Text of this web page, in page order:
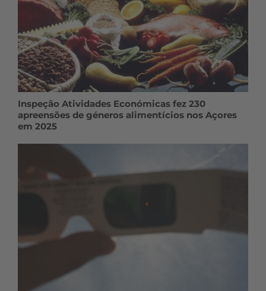
Inspeção Atividades Económicas fez 230
apreensões de géneros alimentícios nos Açores
em 2025